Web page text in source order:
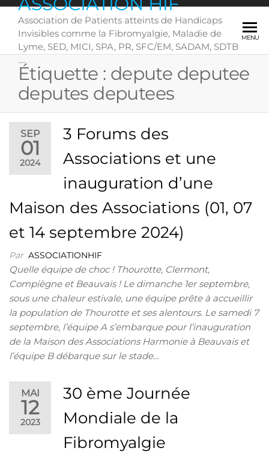
Skip
content
Association de Patients atteints de Handicaps
Invisibles comme la Fibromyalgie, Maladie de
Lyme, SED, MICI, SPA, PR, SFC/EM, SADAM, SDTB
….
MENU
Étiquette : depute deputee
deputes deputees
SEP
01
2024
3 Forums des
Associations et une
inauguration d’une
Maison des Associations (01, 07
et 14 septembre 2024)
Par ASSOCIATIONHIF
Quelle équipe de choc ! Thourotte, Clermont,
Compiègne et Beauvais ! Le dimanche 1er septembre,
sous une chaleur estivale, une équipe prête à accueillir
la population de Thourotte et ses alentours. Le samedi 7
septembre, l’équipe A s’embarque pour l’inauguration
de la Maison des Associations Harmonie à Beauvais et
l’équipe B débarque sur le stade…
MAI
12
2023
30 ème Journée
Mondiale de la
Fibromyalgie